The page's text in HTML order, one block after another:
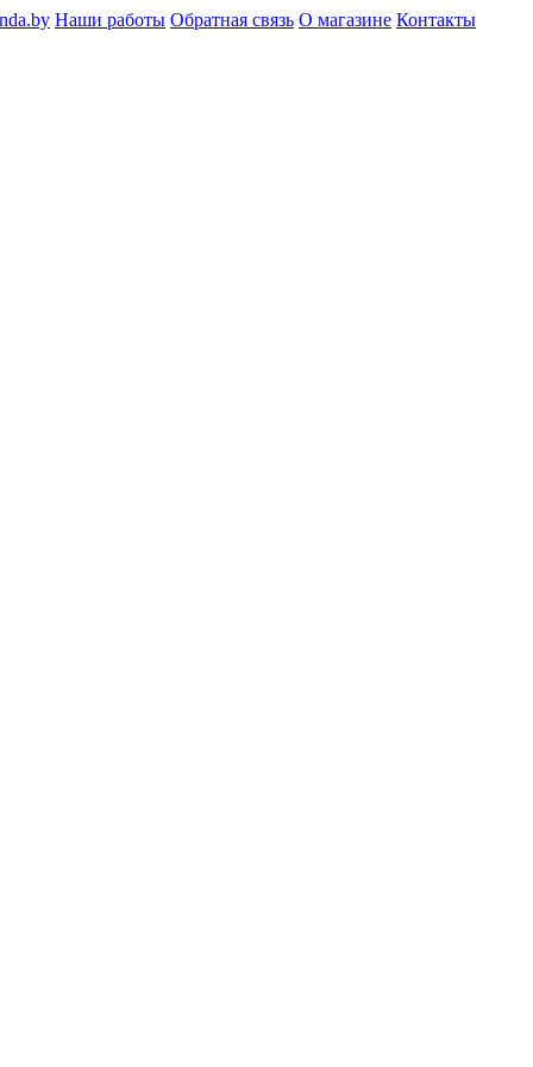
Наши работы Обратная связь О магазине Контакты